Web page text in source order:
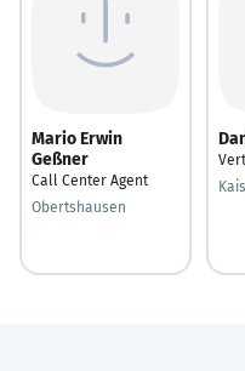
Mario Erwin
Geßner
Call Center Agent
Obertshausen